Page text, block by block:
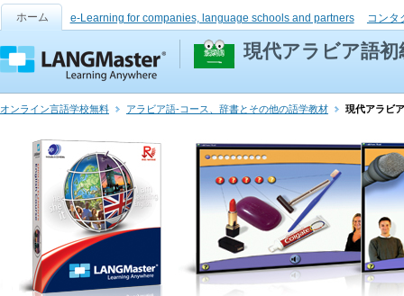
ホーム e-Learning for companies, language schools and partners コンタ
現代アラビア語初
オンライン言語学校無料 アラビア語-コース、辞書とその他の語学教材 現代アラビ